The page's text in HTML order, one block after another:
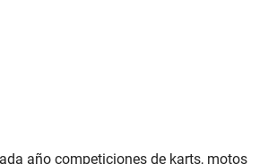
año competiciones de karts, motos